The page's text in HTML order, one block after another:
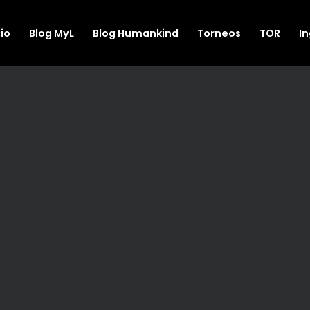
Blog MyL Blog Humankind Torneos TOR